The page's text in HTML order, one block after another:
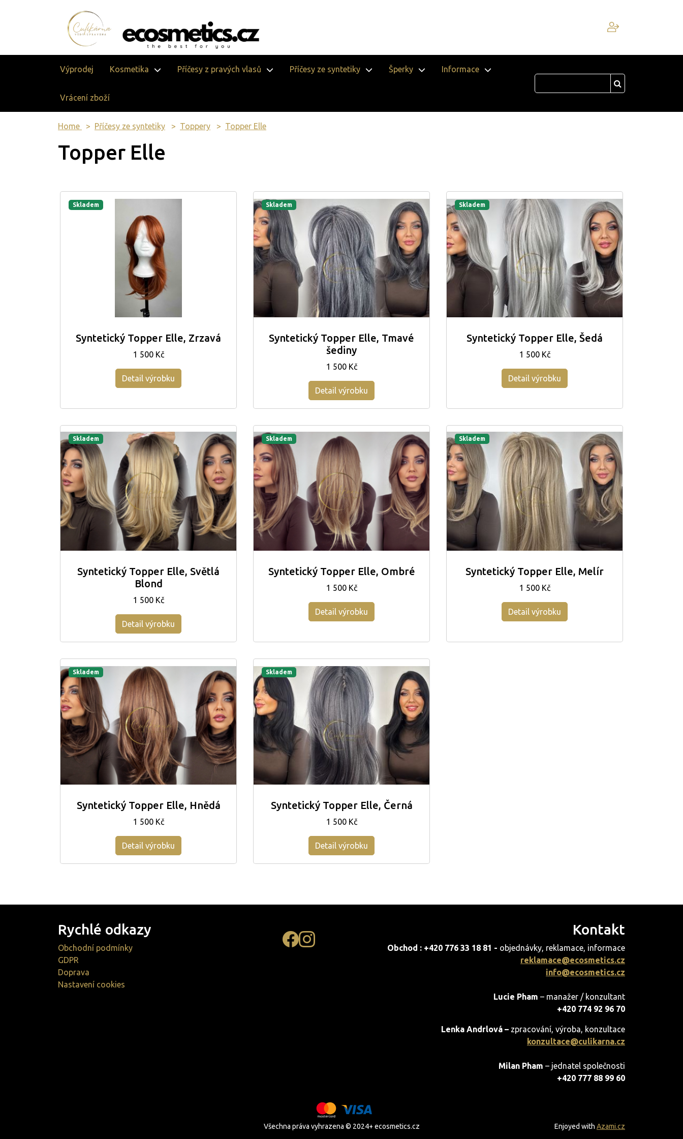
Výprodej Kosmetika Příčesy z pravých vlasů Příčesy ze syntetiky Šperky Informace
Vrácení zboží
Home Příčesy ze syntetiky Toppery Topper Elle
Topper Elle
Skladem
Syntetický Topper Elle, Zrzavá
1 500 Kč
Detail výrobku
Skladem
Syntetický Topper Elle, Tmavé
šediny
1 500 Kč
Detail výrobku
Skladem
Syntetický Topper Elle, Šedá
1 500 Kč
Detail výrobku
Skladem
Syntetický Topper Elle, Světlá
Blond
1 500 Kč
Detail výrobku
Skladem
Syntetický Topper Elle, Ombré
1 500 Kč
Detail výrobku
Skladem
Syntetický Topper Elle, Melír
1 500 Kč
Detail výrobku
Skladem
Syntetický Topper Elle, Hnědá
1 500 Kč
Detail výrobku
Skladem
Syntetický Topper Elle, Černá
1 500 Kč
Detail výrobku
Rychlé odkazy
Obchodní podmínky
GDPR
Doprava
Nastavení cookies
Kontakt
Obchod : +420 776 33 18 81 - objednávky, reklamace, informace
reklamace@ecosmetics.cz
info@ecosmetics.cz
Lucie Pham – manažer / konzultant
+420 774 92 96 70
Lenka Andrlová – zpracování, výroba, konzultace
konzultace@culikarna.cz
Milan Pham – jednatel společnosti
+420 777 88 99 60
Všechna práva vyhrazena © 2024+ ecosmetics.cz Enjoyed with Azami.cz